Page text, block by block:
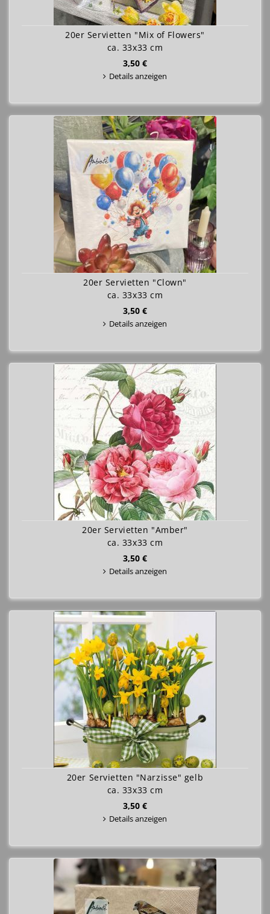
20er Servietten "Mix of Flowers"
ca. 33x33 cm
3,50 €
Details anzeigen
20er Servietten "Clown"
ca. 33x33 cm
3,50 €
Details anzeigen
20er Servietten "Amber"
ca. 33x33 cm
3,50 €
Details anzeigen
20er Servietten "Narzisse" gelb
ca. 33x33 cm
3,50 €
Details anzeigen